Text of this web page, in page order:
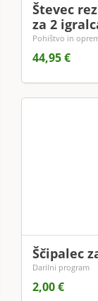
Števec
za 2
Pohištvo in
44,95 €
Ščipalec
Darilni program
2,00 €